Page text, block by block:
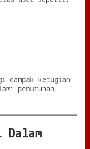
dampak kerugian
penurunan